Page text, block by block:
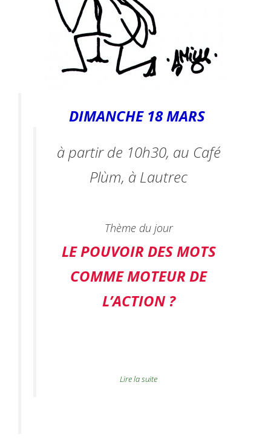
DIMANCHE 18 MARS
à partir de 10h30, au Café
Plùm, à Lautrec
Thème du jour
LE POUVOIR DES MOTS
COMME MOTEUR DE
L’ACTION ?
Lire la suite